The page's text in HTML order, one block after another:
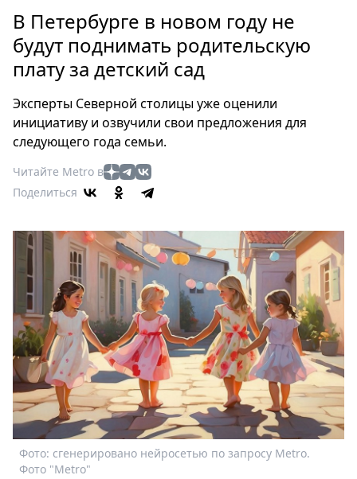
Россия
Мир
Здоровье
Туризм
Мода
Кино
Афиша
Выставки
Пресс-
релизы
О
Metro
Стримы
Спецпроекты
Звезды
Выборы
2026
Скачай
Metro
В Петербурге в новом году не
будут поднимать родительскую
плату за детский сад
Эксперты Северной столицы уже оценили
инициативу и озвучили свои предложения для
следующего года семьи.
Читайте Metro в
Поделиться
Фото: сгенерировано нейросетью по запросу Metro.
Фото "Metro"